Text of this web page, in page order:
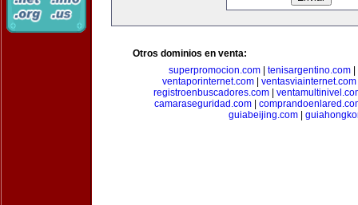
Otros dominios en venta:
superpromocion.com
tenisargentino.com
ventaporinternet.com
ventasviainternet.com
registroenbuscadores.com
camaraseguridad.com
guiabeijing.com|